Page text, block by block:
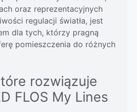
oraz reprezentacyjnych
regulacji światła, jest
dla tych, którzy pragną
pomieszczenia do różnych
rozwiązuje
FLOS My Lines